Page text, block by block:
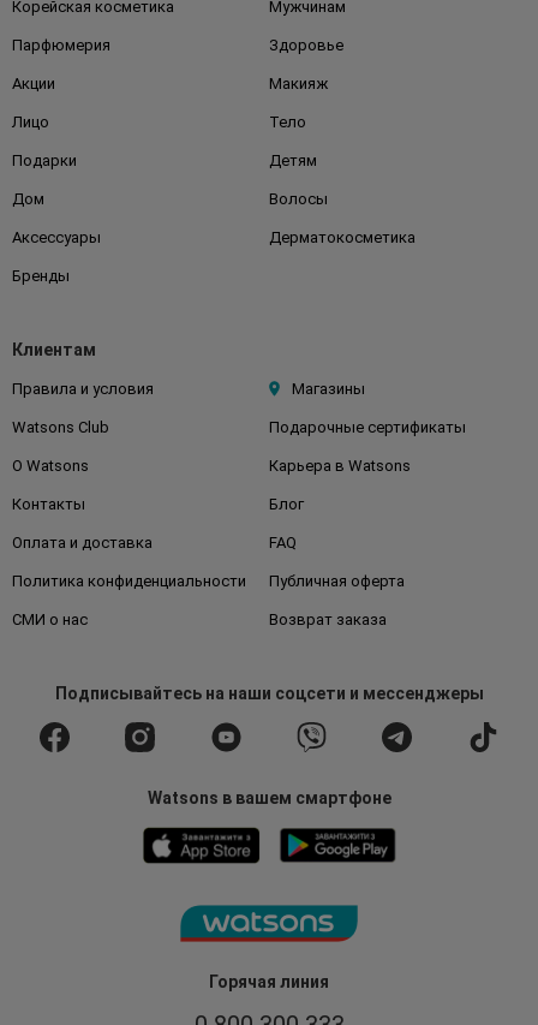
Горячая линия
Корейская косметика Мужчинам
Парфюмерия Здоровье
Акции Макияж
Лицо Тело
Подарки Детям
Дом Волосы
Аксессуары Дерматокосметика
Бренды
Клиентам
Правила и условия Магазины
Watsons Club Подарочные сертификаты
О Watsons Карьера в Watsons
Контакты Блог
Оплата и доставка FAQ
Политика конфиденциальности Публичная оферта
СМИ о нас Возврат заказа
Подписывайтесьна наши соцсети и мессенджеры
Watsons в вашем смартфоне